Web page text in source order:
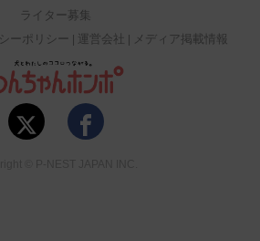
ライター募集
ーポリシー 運営会社 メディア掲載情報